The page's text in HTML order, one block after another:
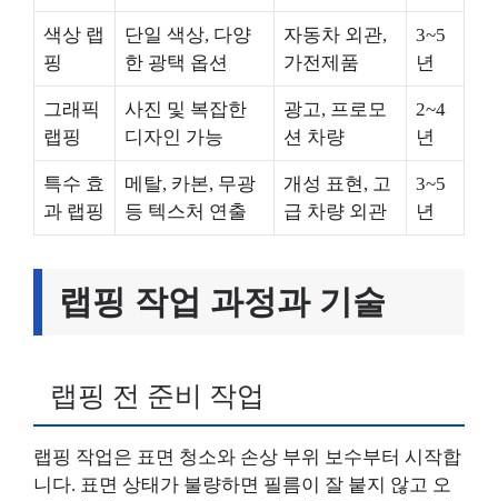
색상 랩
핑
단일 색상, 다양
한 광택 옵션
자동차 외관,
가전제품
3~5
년
그래픽
랩핑
사진 및 복잡한
디자인 가능
광고, 프로모
션 차량
2~4
년
특수 효
과 랩핑
메탈, 카본, 무광
등 텍스처 연출
개성 표현, 고
급 차량 외관
3~5
년
랩핑 작업 과정과 기술
랩핑 전 준비 작업
랩핑 작업은 표면 청소와 손상 부위 보수부터 시작합
니다. 표면 상태가 불량하면 필름이 잘 붙지 않고 오